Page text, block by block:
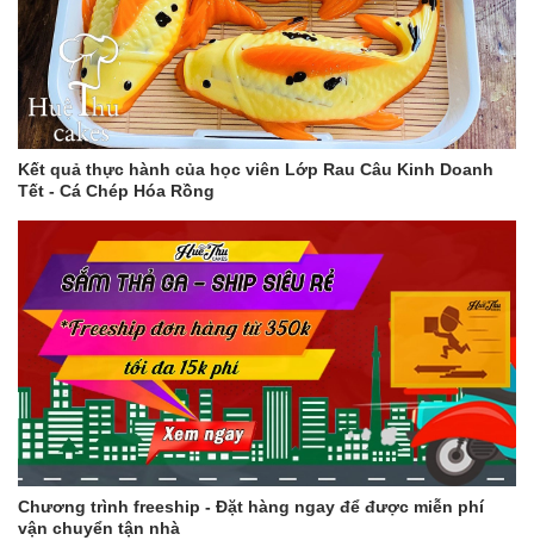
Kết quả thực hành của học viên Lớp Rau Câu Kinh Doanh
Tết - Cá Chép Hóa Rồng
Chương trình freeship - Đặt hàng ngay để được miễn phí
vận chuyển tận nhà